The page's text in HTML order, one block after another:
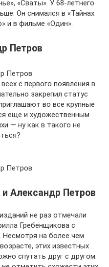
«Сваты». У 68-летнего
Он снимался в «Тайнах
и в фильме «Один».
Петров
Петров
с первого появления в
закрепил статус
во все крупные
еще и художественным
— ну как в такого не
Петров
Александр Петров
не раз отмечали
Гребенщикова с
на более чем
этих известных
спутать друг с другом.